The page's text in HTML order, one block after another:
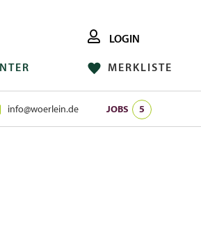
LOGIN
MERKLISTE
info@woerlein.de JOBS 5
FACEBOOK